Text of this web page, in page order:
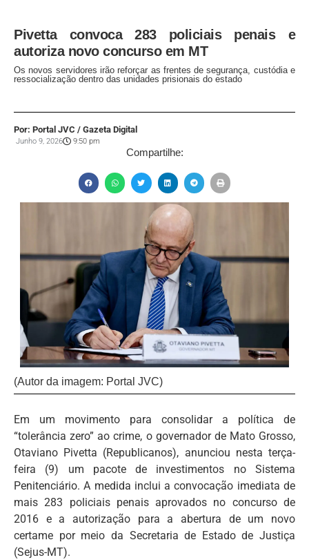
Pivetta convoca 283 policiais penais e
autoriza novo concurso em MT
Os novos servidores irão reforçar as frentes de segurança, custódia e
ressocialização dentro das unidades prisionais do estado
Por: Portal JVC / Gazeta Digital
Junho 9, 2026 9:50 pm
Compartilhe:
(Autor da imagem: Portal JVC)
Em um movimento para consolidar a política de
“tolerância zero” ao crime, o governador de Mato Grosso,
Otaviano Pivetta (Republicanos), anunciou nesta terça-
feira (9) um pacote de investimentos no Sistema
Penitenciário. A medida inclui a convocação imediata de
mais 283 policiais penais aprovados no concurso de
2016 e a autorização para a abertura de um novo
certame por meio da Secretaria de Estado de Justiça
(Sejus-MT).